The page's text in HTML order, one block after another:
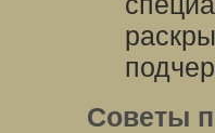
Советы